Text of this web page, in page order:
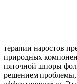
терапии наростов
природных
пяточной шпоры
решением проблемы,